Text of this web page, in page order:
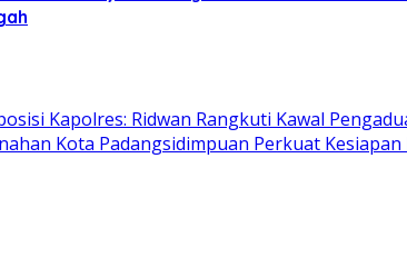
Kapolres: Ridwan Rangkuti Kawal
Kota Padangsidimpuan Perkuat